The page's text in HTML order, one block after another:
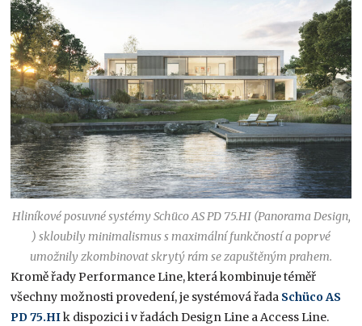
Hliníkové posuvné systémy Schüco AS PD 75.HI (Panorama Design,
) skloubily minimalismus s maximální funkčností a poprvé
umožnily zkombinovat skrytý rám se zapuštěným prahem.
Kromě řady Performance Line, která kombinuje téměř
všechny možnosti provedení, je systémová řada Schüco AS
PD 75.HIk dispozici i v řadách Design Line a Access Line.